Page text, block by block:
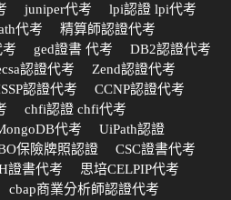
juniper代考
lpi認證 lpi代考
代考
精算師認證代考
ged證書 代考
DB2認證代考
認證代考
Zend認證代考
認證代考
CCNP認證代考
chfi認證 chfi代考
代考
UiPath認證
保險牌照認證
CSC證書代考
證書代考
思培CELPIP代考
cbap商業分析師認證代考